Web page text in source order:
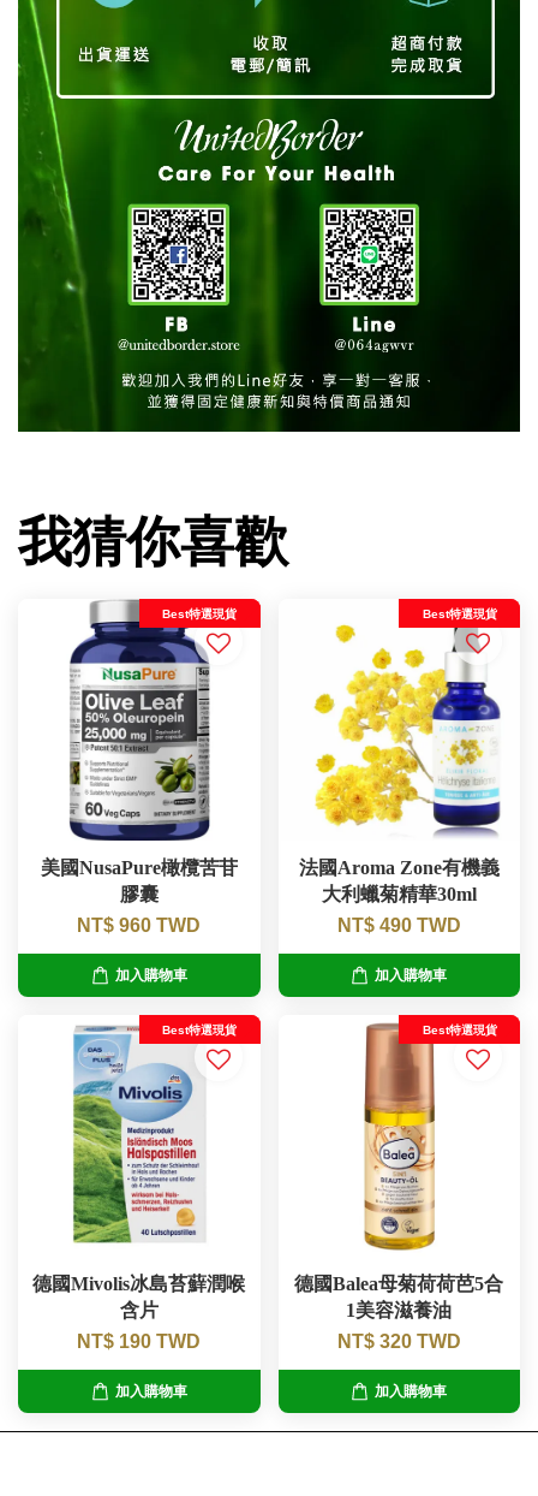
我猜你喜歡
Best特選現貨
美國NusaPure橄欖苦苷
膠囊
NT$ 960 TWD
加入購物車
Best特選現貨
法國Aroma Zone有機義
大利蠟菊精華30ml
NT$ 490 TWD
加入購物車
Best特選現貨
德國Mivolis冰島苔蘚潤喉
含片
NT$ 190 TWD
加入購物車
Best特選現貨
德國Balea母菊荷荷芭5合
1美容滋養油
NT$ 320 TWD
加入購物車